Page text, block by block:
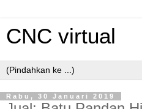
CNC virtual
Rabu, 30 Januari 2019